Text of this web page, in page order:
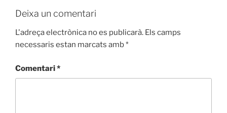
Deixa un comentari
L'adreça electrònica no es publicarà. Els camps
necessaris estan marcats amb*
Comentari*